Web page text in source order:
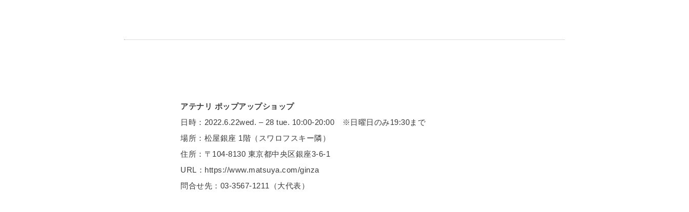
アテナリ ポップアップショップ
日時：2022.6.22wed. – 28 tue. 10:00-20:00 ※日曜日のみ19:30まで
場所：松屋銀座 1階（スワロフスキー隣）
住所：〒104-8130 東京都中央区銀座3-6-1
URL：https://www.matsuya.com/ginza
問合せ先：03-3567-1211（大代表）